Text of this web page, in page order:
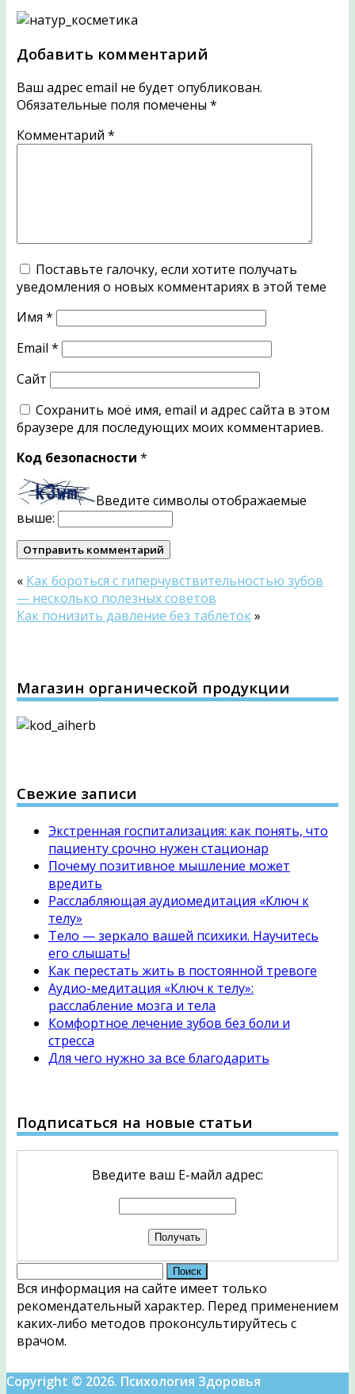
Добавить комментарий
Ваш адрес email не будет опубликован.
Обязательные поля помечены *
Комментарий *
Поставьте галочку, если хотите получать
уведомления о новых комментариях в этой теме
Имя *
Email *
Сайт
Сохранить моё имя, email и адрес сайта в этом
браузере для последующих моих комментариев.
Код безопасности *
Введите символы отображаемые
выше:
« Как бороться с гиперчувствительностью зубов
— несколько полезных советов
Как понизить давление без таблеток »
Магазин органической продукции
Свежие записи
Экстренная госпитализация: как понять, что
пациенту срочно нужен стационар
Почему позитивное мышление может
вредить
Расслабляющая аудиомедитация «Ключ к
телу»
Тело — зеркало вашей психики. Научитесь
его слышать!
Как перестать жить в постоянной тревоге
Аудио-медитация «Ключ к телу»:
расслабление мозга и тела
Комфортное лечение зубов без боли и
стресса
Для чего нужно за все благодарить
Подписаться на новые статьи
Введите ваш Е-майл адрес:
Найти:
Вся информация на сайте имеет только
рекомендательный характер. Перед применением
каких-либо методов проконсультируйтесь с
врачом.
Copyright © 2026. Психология Здоровья